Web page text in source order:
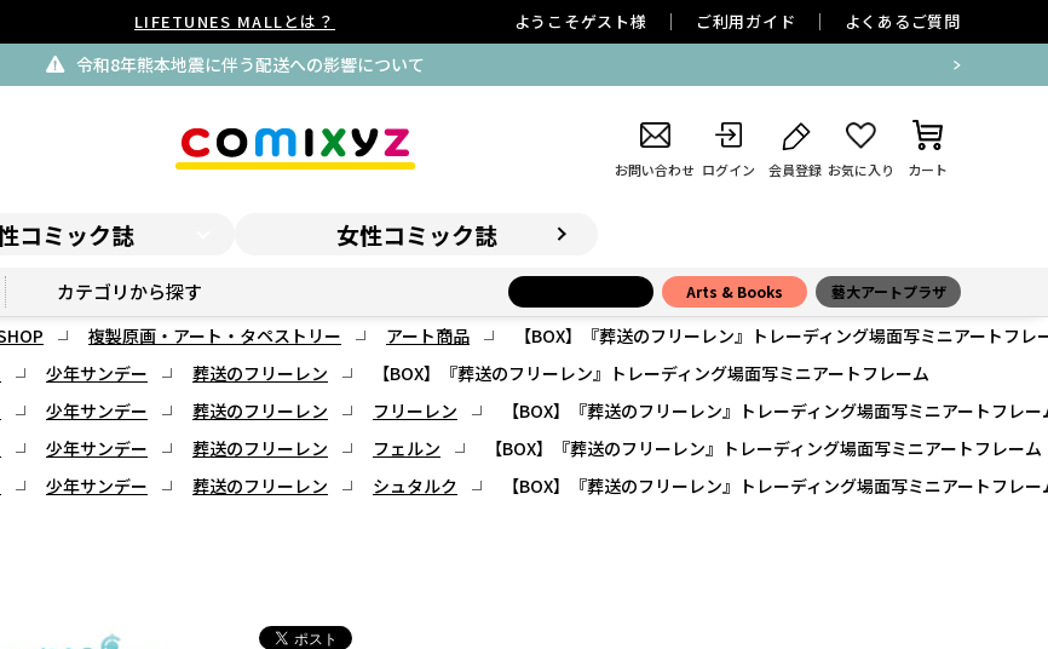
LIFETUNES MALLとは？ ようこそゲスト様 ご利用ガイド よくあるご質問
令和8年熊本地震に伴う配送への影響について
お問い合わせ ログイン 会員登録 お気に入り カート
コミック誌 女性コミック誌
カテゴリから探す Arts & Books 藝大アートプラザ
複製原画・アート・タペストリー アート商品
【BOX】『葬送のフリーレン』トレーディング場面写ミニアートフレ
少年サンデー 葬送のフリーレン
【BOX】『葬送のフリーレン』トレーディング場面写ミニアートフレーム
少年サンデー 葬送のフリーレン フリーレン
【BOX】『葬送のフリーレン』トレーディング場面写ミニアートフレー
少年サンデー 葬送のフリーレン フェルン
【BOX】『葬送のフリーレン』トレーディング場面写ミニアートフレーム
少年サンデー 葬送のフリーレン シュタルク 【BOX】『葬送のフリーレン』トレーディング場面写ミニアートフレー
サンデープレミアムSHOP